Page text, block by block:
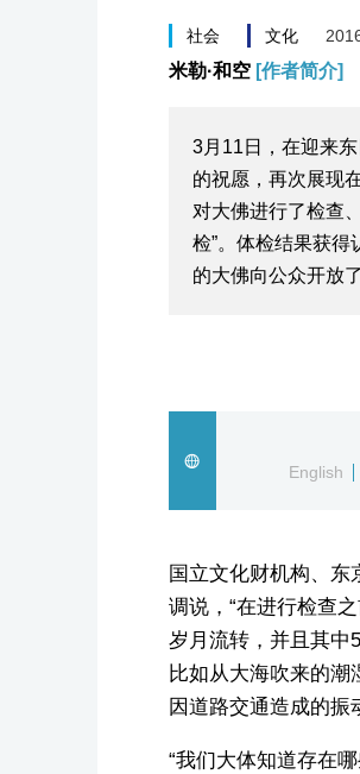
社会 文化
米勒·和空 [作者简介]
3月11日，在迎来
的祝愿，再次展现
对大佛进行了检查
检”。体检结果获
的大佛向公众开放了
English
国立文化财机构、东
调说，“在进行检查
岁月流转，并且其中
比如从大海吹来的潮
因道路交通造成的振
“我们大体知道存在